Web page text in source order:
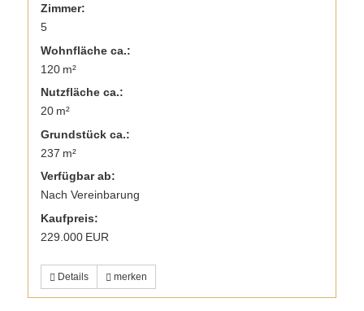
Zimmer:
5
Wohnfläche ca.:
120 m²
Nutzfläche ca.:
20 m²
Grund­stück ca.:
237 m²
Verfügbar ab:
Nach Vereinbarung
Kaufpreis:
229.000 EUR
Details merken